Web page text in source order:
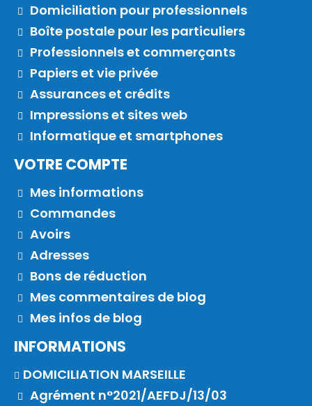
Domiciliation pour professionnels
Boîte postale pour les particuliers
Professionnels et commerçants
Papiers et vie privée
Assurances et crédits
Impressions et sites web
Informatique et smartphones
VOTRE COMPTE
Mes informations
Commandes
Avoirs
Adresses
Bons de réduction
Mes commentaires de blog
Mes infos de blog
INFORMATIONS
DOMICILIATION MARSEILLE
Agrément n°2021/AEFDJ/13/03